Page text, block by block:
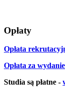
Opłaty
Opłata
Opłata za
Studia są płatne -